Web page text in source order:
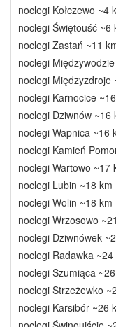
noclegi Kołczewo ~4
noclegi Świętouść ~6
noclegi Zastań ~11
noclegi
noclegi Międzyzdroje
noclegi Karnocice
noclegi Dziwnów ~16
noclegi Wapnica ~16
noclegi Kamień
noclegi Wartowo ~17
noclegi Lubin ~18 km
noclegi Wolin ~18 km
noclegi Wrzosowo
noclegi Dziwnówek
noclegi Radawka ~24
noclegi Szumiąca
noclegi Strzeżewko
noclegi Karsibór ~26